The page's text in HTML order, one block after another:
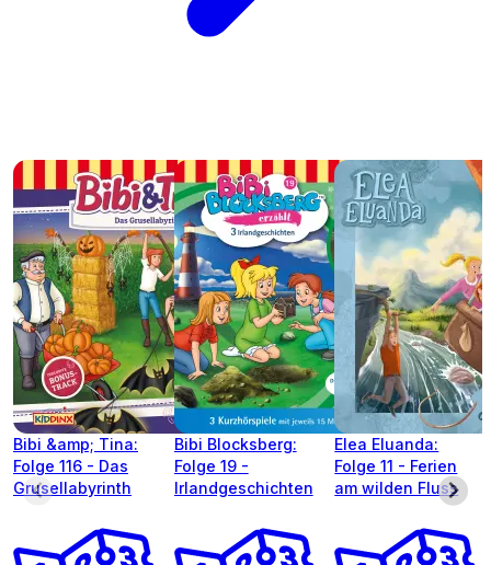
Bibi &amp; Tina:
Folge 116 - Das
Grusellabyrinth
Bibi Blocksberg:
Folge 19 -
Irlandgeschichten
Elea Eluanda:
Folge 11 - Ferien
am wilden Fluss